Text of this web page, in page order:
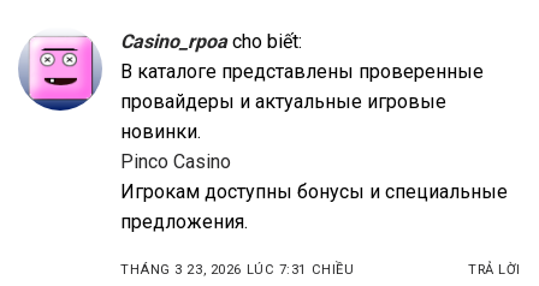
Casino_rpoa cho biết:
В каталоге представлены проверенные
провайдеры и актуальные игровые
новинки.
Pinco Casino
Игрокам доступны бонусы и специальные
предложения.
THÁNG 3 23, 2026 LÚC 7:31 CHIỀU TRẢ LỜI